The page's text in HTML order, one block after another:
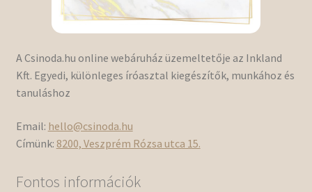
A Csinoda.hu online webáruház üzemeltetője az Inkland
Kft. Egyedi, különleges íróasztal kiegészítők, munkához és
tanuláshoz
Email: hello@csinoda.hu
Címünk: 8200, Veszprém Rózsa utca 15.
Fontos információk